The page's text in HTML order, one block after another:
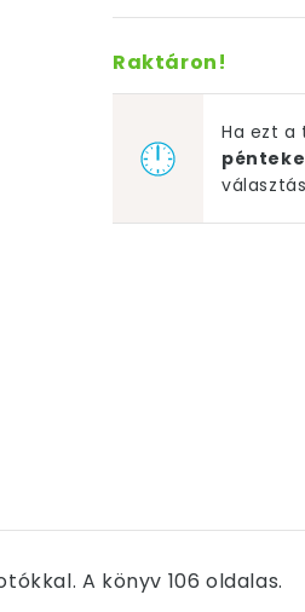
Raktáron!
Ha ezt a
A könyv 106 oldalas.